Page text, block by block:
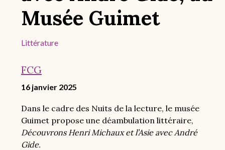
Musée Guimet
Littérature
FCG
16 janvier 2025
Dans le cadre des Nuits de la lecture, le musée
Guimet propose une déambulation littéraire,
Découvrons Henri Michaux et l’Asie avec André
Gide.